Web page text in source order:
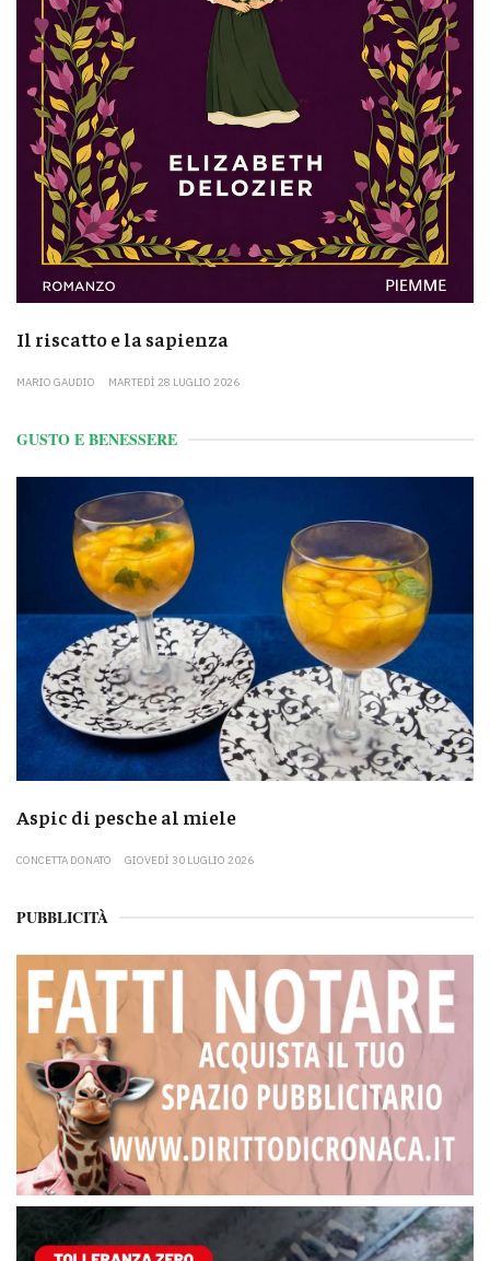
Il riscatto e la sapienza
MARIO GAUDIO MARTEDÌ 28 LUGLIO 2026
GUSTO E BENESSERE
Aspic di pesche al miele
CONCETTA DONATO GIOVEDÌ 30 LUGLIO 2026
PUBBLICITÀ